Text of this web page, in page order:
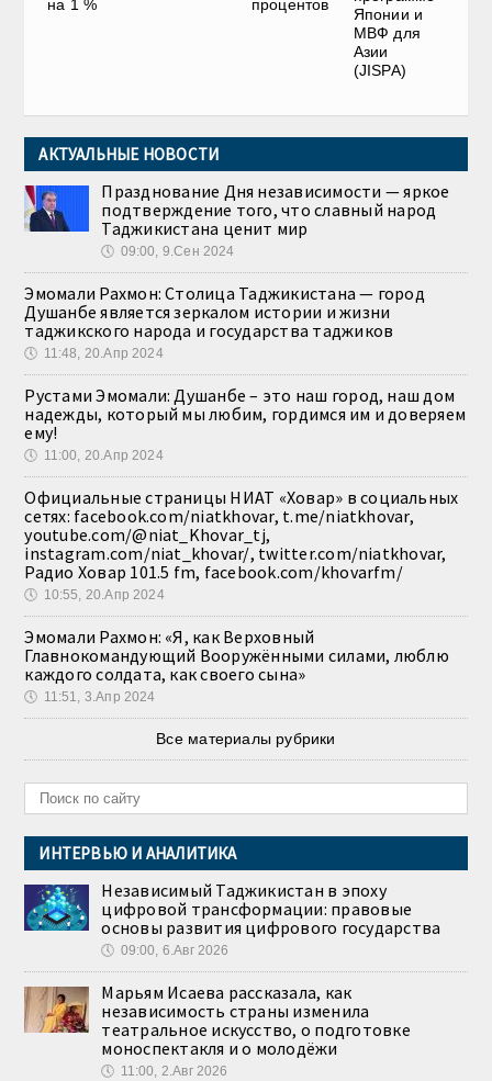
на 1 % процентов
Японии и
МВФ для
Азии
(JISPA)
АКТУАЛЬНЫЕ НОВОСТИ
Празднование Дня независимости — яркое
подтверждение того, что славный народ
Таджикистана ценит мир
🕔 09:00, 9.Сен 2024
Эмомали Рахмон: Столица Таджикистана — город
Душанбе является зеркалом истории и жизни
таджикского народа и государства таджиков
🕔 11:48, 20.Апр 2024
Рустами Эмомали: Душанбе – это наш город, наш дом
надежды, который мы любим, гордимся им и доверяем
ему!
🕔 11:00, 20.Апр 2024
Официальные страницы НИАТ «Ховар» в социальных
сетях: facebook.com/niatkhovar, t.me/niatkhovar,
youtube.com/@niat_Khovar_tj,
instagram.com/niat_khovar/, twitter.com/niatkhovar,
Радио Ховар 101.5 fm, facebook.com/khovarfm/
🕔 10:55, 20.Апр 2024
Эмомали Рахмон: «Я, как Верховный
Главнокомандующий Вооружёнными силами, люблю
каждого солдата, как своего сына»
🕔 11:51, 3.Апр 2024
Все материалы рубрики
ИНТЕРВЬЮ И АНАЛИТИКА
Независимый Таджикистан в эпоху
цифровой трансформации: правовые
основы развития цифрового государства
🕔 09:00, 6.Авг 2026
Марьям Исаева рассказала, как
независимость страны изменила
театральное искусство, о подготовке
моноспектакля и о молодёжи
🕔 11:00, 2.Авг 2026